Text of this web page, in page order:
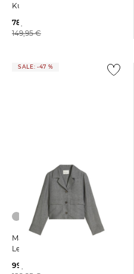
Kurzarmstrickpullover
78,99 €
149,95 €
SALE: -47 %
Marc O'Polo | Damen
Leinenjacke
99,95 €